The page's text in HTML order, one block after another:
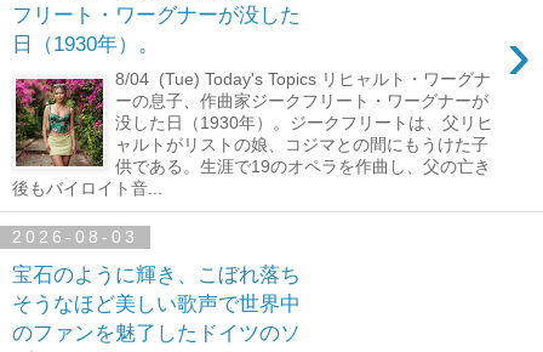
フリート・ワーグナーが没した
日（1930年）。
›
8/04 (Tue) Today's Topics リヒャルト・ワーグナ
ーの息子、作曲家ジークフリート・ワーグナーが
没した日（1930年）。ジークフリートは、父リヒ
ャルトがリストの娘、コジマとの間にもうけた子
供である。生涯で19のオペラを作曲し、父の亡き
後もバイロイト音...
2026-08-03
宝石のように輝き、こぼれ落ち
そうなほど美しい歌声で世界中
のファンを魅了したドイツのソ